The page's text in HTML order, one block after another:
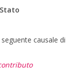
causale di